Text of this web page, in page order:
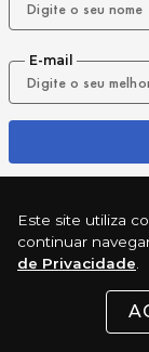
Este site utiliza
continuar
de Privacidade
E-mail